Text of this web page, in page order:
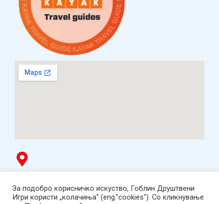
ТЦ Буњаковец - 1. кат, Скопје.
Tел: 078 669 482
За подобро корисничко искуство, Гоблин Друштвени
Игри користи „колачиња“ (eng."cookies"). Со кликнување